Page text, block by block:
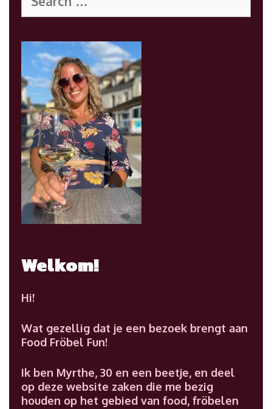
for:
Welkom!
Hi!
Wat gezellig dat je een bezoek brengt aan
Food Fröbel Fun!
Ik ben Myrthe, 30 en een beetje, en deel
op deze website zaken die me bezig
houden op het gebied van food, fröbelen